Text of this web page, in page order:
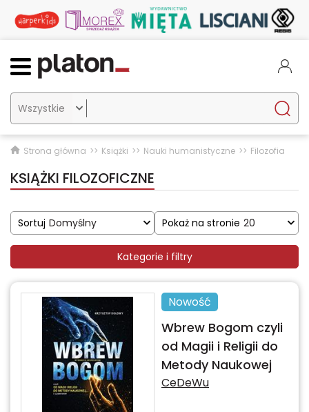

Strona główna Książki Nauki humanistyczne Filozofia
KSIĄŻKI FILOZOFICZNE
Sortuj Domyślny Pokaż na stronie 20
Kategorie i filtry
Nowość
Wbrew Bogom czyli
od Magii i Religii do
Metody Naukowej
CeDeWu